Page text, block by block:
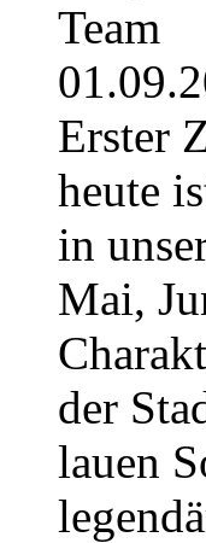
Team
Erster
heute
in
Mai,
der
lauen